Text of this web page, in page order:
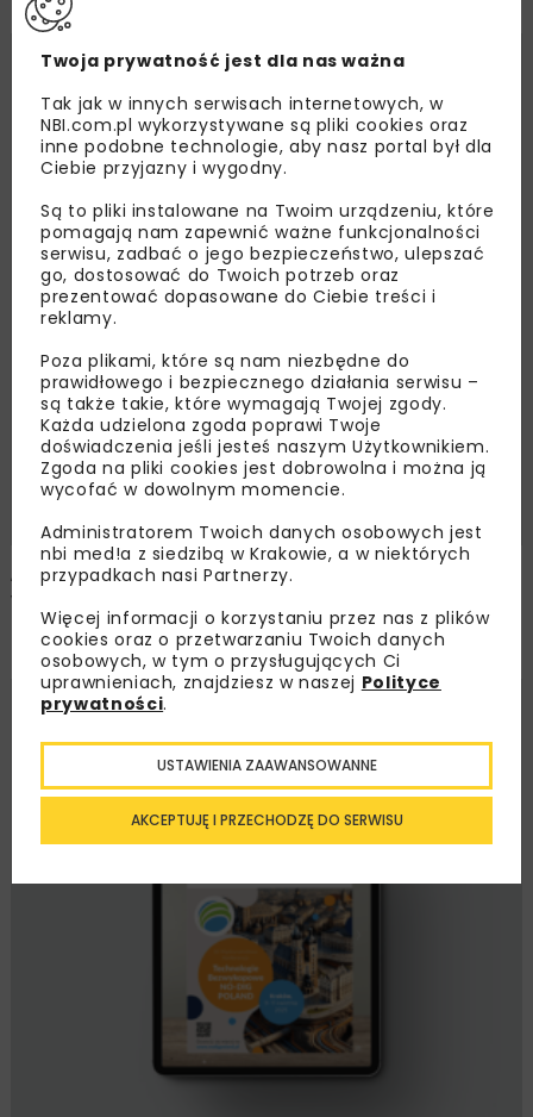
„NBI” 3 (108) maj – czerwiec 2023 –
wydanie drukowane
29,90zł(w tym 8% VAT)
Twoja prywatność jest dla nas ważna
Tak jak w innych serwisach internetowych, w
NBI.com.pl wykorzystywane są pliki cookies oraz
inne podobne technologie, aby nasz portal był dla
Ciebie przyjazny i wygodny.
Są to pliki instalowane na Twoim urządzeniu, które
pomagają nam zapewnić ważne funkcjonalności
serwisu, zadbać o jego bezpieczeństwo, ulepszać
go, dostosować do Twoich potrzeb oraz
prezentować dopasowane do Ciebie treści i
reklamy.
Poza plikami, które są nam niezbędne do
prawidłowego i bezpiecznego działania serwisu –
są także takie, które wymagają Twojej zgody.
Każda udzielona zgoda poprawi Twoje
doświadczenia jeśli jesteś naszym Użytkownikiem.
Zgoda na pliki cookies jest dobrowolna i można ją
wycofać w dowolnym momencie.
Administratorem Twoich danych osobowych jest
nbi med!a z siedzibą w Krakowie, a w niektórych
przypadkach nasi Partnerzy.
Więcej informacji o korzystaniu przez nas z plików
cookies oraz o przetwarzaniu Twoich danych
osobowych, w tym o przysługujących Ci
uprawnieniach, znajdziesz w naszej Polityce
prywatności.
AKCEPTUJĘ I PRZECHODZĘ DO SERWISU
USTAWIENIA ZAAWANSOWANNE